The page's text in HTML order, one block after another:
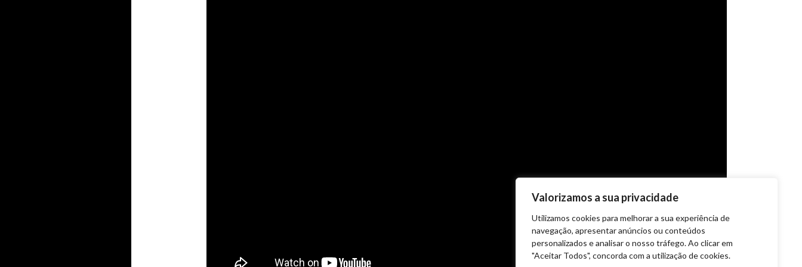
Valorizamos a sua privacidade
Utilizamos cookies para melhorar a sua experiência de
navegação, apresentar anúncios ou conteúdos
personalizados e analisar o nosso tráfego. Ao clicar em
"Aceitar Todos", concorda com a utilização de cookies.